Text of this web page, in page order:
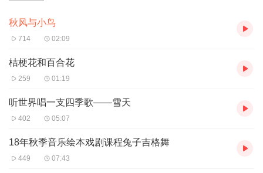
秋风与小鸟
714 02:09
桔梗花和百合花
259 01:19
听世界唱一支四季歌——雪天
402 05:07
18年秋季音乐绘本戏剧课程兔子吉格舞
449 07:43